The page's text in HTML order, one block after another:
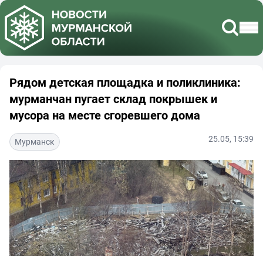
Рядом детская площадка и поликлиника:
мурманчан пугает склад покрышек и
мусора на месте сгоревшего дома
Мурманск 25.05, 15:39